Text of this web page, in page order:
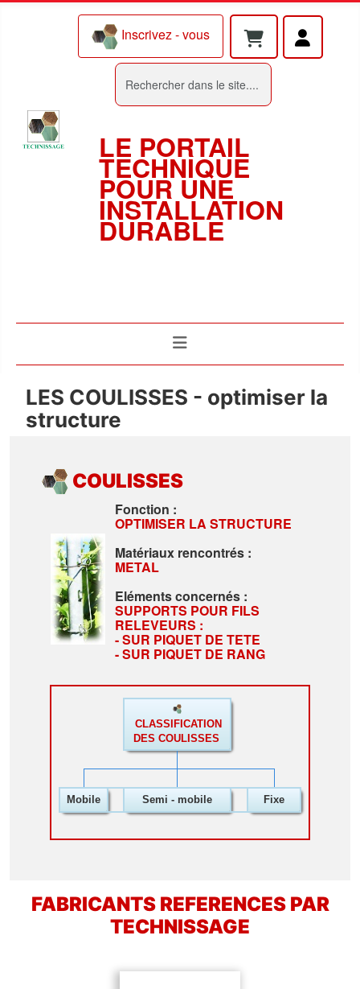
Inscrivez - vous
LE PORTAIL
TECHNIQUE
POUR UNE
INSTALLATION
DURABLE
LES COULISSES - optimiser la
structure
COULISSES
Fonction :
OPTIMISER LA STRUCTURE
Matériaux rencontrés :
METAL
Eléments concernés :
SUPPORTS POUR FILS
RELEVEURS :
- SUR PIQUET DE TETE
- SUR PIQUET DE RANG
CLASSIFICATION
DES COULISSES
Mobile Semi - mobile Fixe
FABRICANTS REFERENCES PAR
TECHNISSAGE